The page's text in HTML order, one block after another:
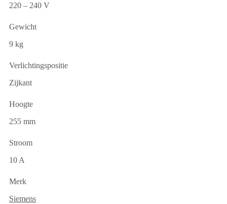
220 – 240 V
Gewicht
9 kg
Verlichtingspositie
Zijkant
Hoogte
255 mm
Stroom
10 A
Merk
Siemens